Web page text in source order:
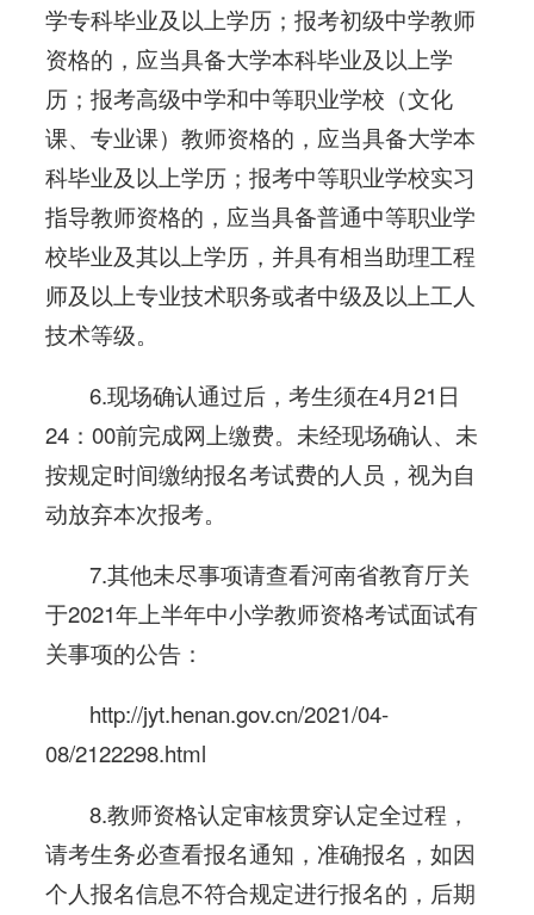
学专科毕业及以上学历；报考初级中学教师
资格的，应当具备大学本科毕业及以上学
历；报考高级中学和中等职业学校（文化
课、专业课）教师资格的，应当具备大学本
科毕业及以上学历；报考中等职业学校实习
指导教师资格的，应当具备普通中等职业学
校毕业及其以上学历，并具有相当助理工程
师及以上专业技术职务或者中级及以上工人
技术等级。
6.现场确认通过后，考生须在4月21日
24：00前完成网上缴费。未经现场确认、未
按规定时间缴纳报名考试费的人员，视为自
动放弃本次报考。
7.其他未尽事项请查看河南省教育厅关
于2021年上半年中小学教师资格考试面试有
关事项的公告：
http://jyt.henan.gov.cn/2021/04-
08/2122298.html
8.教师资格认定审核贯穿认定全过程，
请考生务必查看报名通知，准确报名，如因
个人报名信息不符合规定进行报名的，后期